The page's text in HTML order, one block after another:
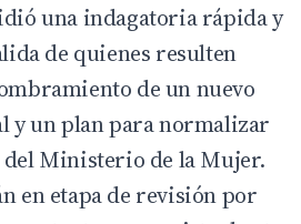
una indagatoria rápida y
de quienes resulten
de un nuevo
un plan para normalizar
Ministerio de la Mujer.
en etapa de revisión por